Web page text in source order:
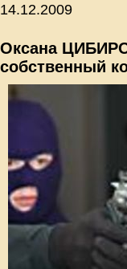
14.12.2009
Оксана
собственный